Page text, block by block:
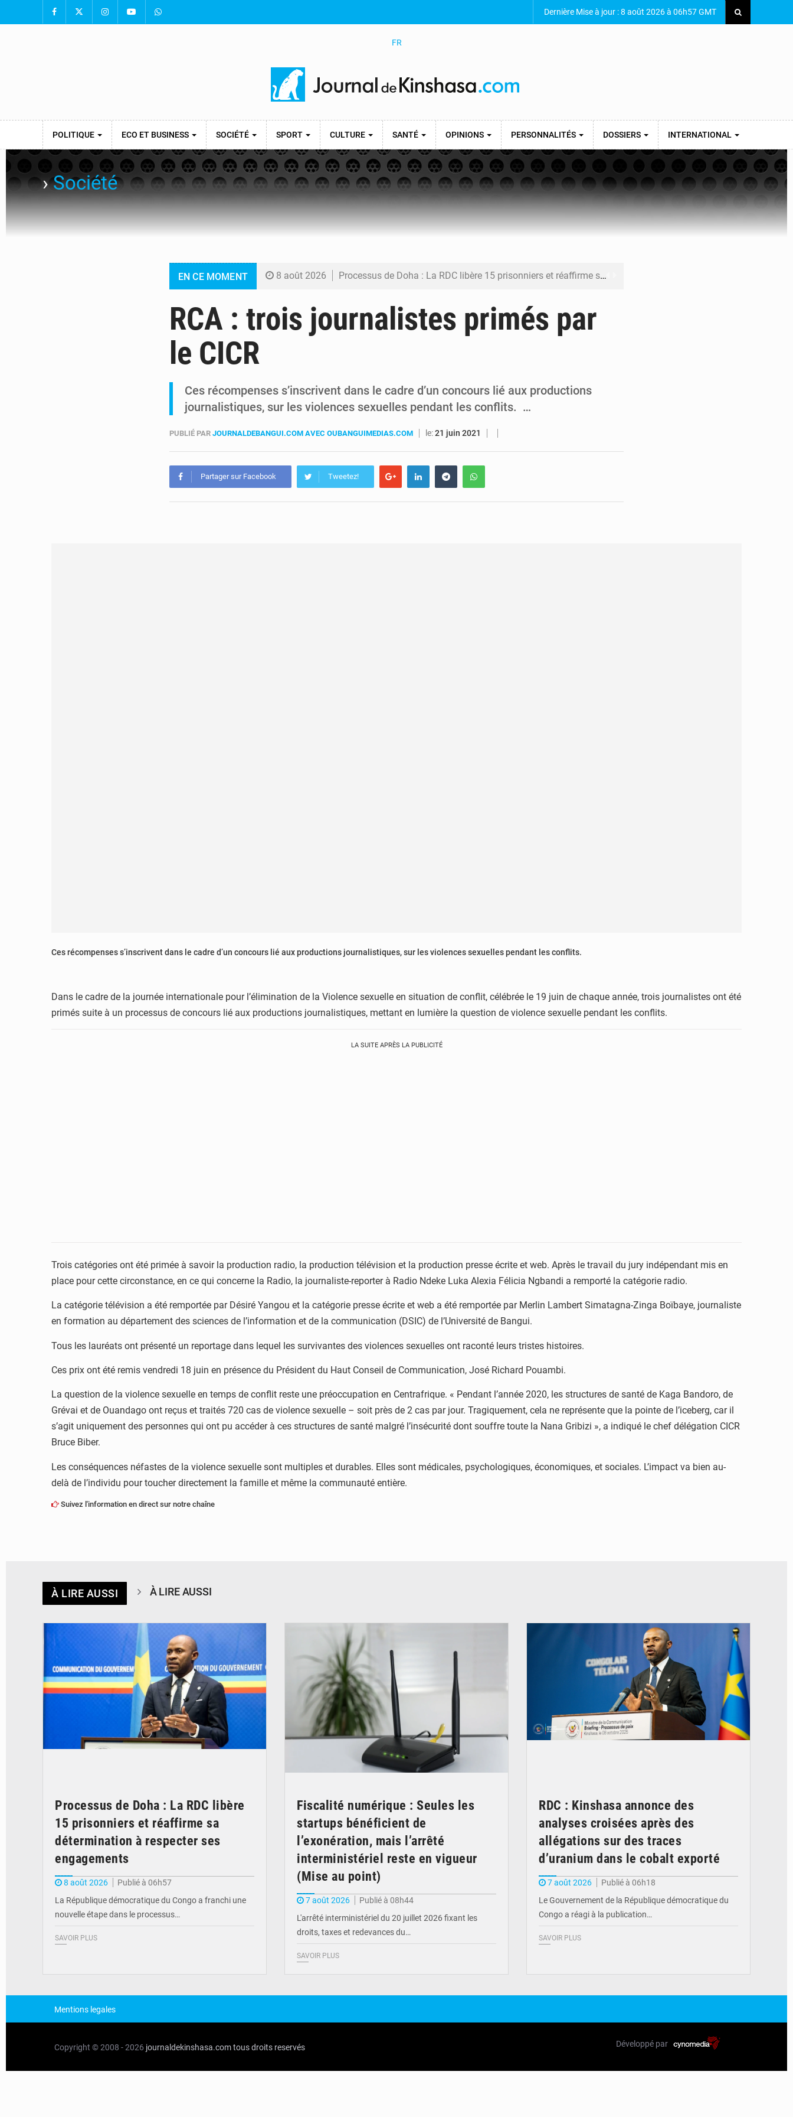
Dernière Mise à jour : 8 août 2026 à 06h57 GMT
FR
POLITIQUE ECO ET BUSINESS SOCIÉTÉ SPORT CULTURE SANTÉ OPINIONS PERSONNALITÉS DOSSIERS INTERNATIONAL
›Société
EN CE MOMENT 8 août 2026 Processus de Doha : La RDC libère 15 prisonniers et réaffirme sa détermination à respecter ses engagements
7 août 2026 RDC : Kinshasa annonce des analyses croisées après des allégations sur des traces d’uranium dans le cobalt exporté
RCA : trois journalistes primés par
le CICR
Ces récompenses s’inscrivent dans le cadre d’un concours lié aux productions
journalistiques, sur les violences sexuelles pendant les conflits. …
PUBLIÉ PAR JOURNALDEBANGUI.COM AVEC OUBANGUIMEDIAS.COM le:21 juin 2021
Partager sur Facebook Tweetez!
Ces récompenses s’inscrivent dans le cadre d’un concours lié aux productions journalistiques, sur les violences sexuelles pendant les conflits.
Dans le cadre de la journée internationale pour l’élimination de la Violence sexuelle en situation de conflit, célébrée le 19 juin de chaque année, trois journalistes ont été
primés suite à un processus de concours lié aux productions journalistiques, mettant en lumière la question de violence sexuelle pendant les conflits.
LA SUITE APRÈS LA PUBLICITÉ
Trois catégories ont été primée à savoir la production radio, la production télévision et la production presse écrite et web. Après le travail du jury indépendant mis en
place pour cette circonstance, en ce qui concerne la Radio, la journaliste-reporter à Radio Ndeke Luka Alexia Félicia Ngbandi a remporté la catégorie radio.
La catégorie télévision a été remportée par Désiré Yangou et la catégorie presse écrite et web a été remportée par Merlin Lambert Simatagna-Zinga Boïbaye, journaliste
en formation au département des sciences de l’information et de la communication (DSIC) de l’Université de Bangui.
Tous les lauréats ont présenté un reportage dans lequel les survivantes des violences sexuelles ont raconté leurs tristes histoires.
Ces prix ont été remis vendredi 18 juin en présence du Président du Haut Conseil de Communication, José Richard Pouambi.
La question de la violence sexuelle en temps de conflit reste une préoccupation en Centrafrique. « Pendant l’année 2020, les structures de santé de Kaga Bandoro, de
Grévai et de Ouandago ont reçus et traités 720 cas de violence sexuelle – soit près de 2 cas par jour. Tragiquement, cela ne représente que la pointe de l’iceberg, car il
s’agit uniquement des personnes qui ont pu accéder à ces structures de santé malgré l’insécurité dont souffre toute la Nana Gribizi », a indiqué le chef délégation CICR
Bruce Biber.
Les conséquences néfastes de la violence sexuelle sont multiples et durables. Elles sont médicales, psychologiques, économiques, et sociales. L’impact va bien au-
delà de l’individu pour toucher directement la famille et même la communauté entière.
Suivez l'information en direct sur notre chaîne
À LIRE AUSSI À LIRE AUSSI
Processus de Doha : La RDC libère
15 prisonniers et réaffirme sa
détermination à respecter ses
engagements
8 août 2026
Publié à 06h57
La République démocratique du Congo a franchi une
nouvelle étape dans le processus…
SAVOIR PLUS
Fiscalité numérique : Seules les
startups bénéficient de
l’exonération, mais l’arrêté
interministériel reste en vigueur
(Mise au point)
7 août 2026
Publié à 08h44
L'arrêté interministériel du 20 juillet 2026 fixant les
droits, taxes et redevances du…
SAVOIR PLUS
RDC : Kinshasa annonce des
analyses croisées après des
allégations sur des traces
d’uranium dans le cobalt exporté
7 août 2026
Publié à 06h18
Le Gouvernement de la République démocratique du
Congo a réagi à la publication…
SAVOIR PLUS
Mentions legales
Copyright © 2008 - 2026 journaldekinshasa.comtous droits reservés Développé par